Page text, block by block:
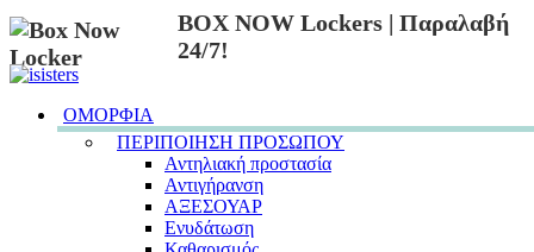
BOX NOW Lockers | Παραλαβή
24/7!
ΟΜΟΡΦΙΑ
ΠΕΡΙΠΟΙΗΣΗ ΠΡΟΣΩΠΟΥ
Αντηλιακή προστασία
Αντιγήρανση
ΑΞΕΣΟΥΑΡ
Ενυδάτωση